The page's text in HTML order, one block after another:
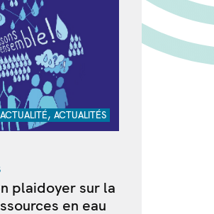
ACTUALITÉ, ACTUALITÉS
plaidoyer sur la
en eau